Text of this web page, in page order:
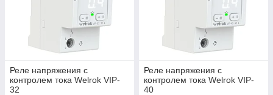
Реле напряжения с
контролем тока Welrok VIP-
32
Реле напряжения с
контролем тока Welrok VIP-
40